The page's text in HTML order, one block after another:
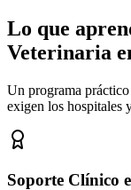
Lo que
Veterinaria
Un programa práctico
exigen los hospitales
Soporte Clínico